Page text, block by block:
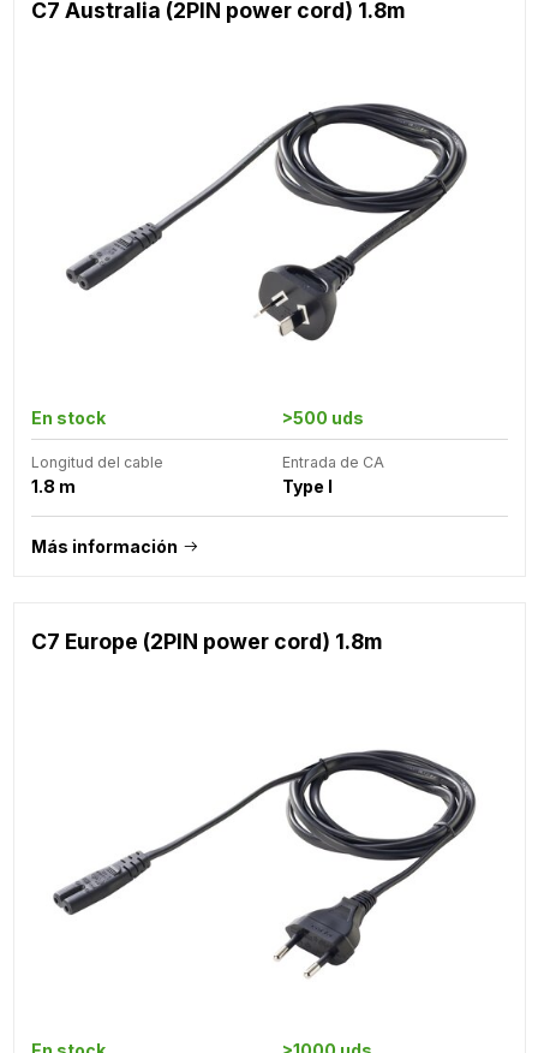
C7 Australia (2PIN power cord) 1.8m
En stock >500 uds
Longitud del cable
1.8 m
Entrada de CA
Type I
Más información
C7 Europe (2PIN power cord) 1.8m